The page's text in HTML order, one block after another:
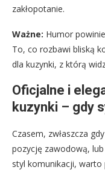
zakłopotanie.
Ważne: Humor
To, co rozbawi bliską
dla kuzynki, z którą
Oficjalne i
kuzynki – gdy
Czasem, zwłaszcza
pozycję zawodową,
styl komunikacji, warto